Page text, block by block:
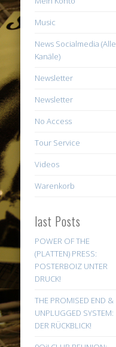
Music
News Socialmedia (Alle
Kanäle)
Newsletter
Newsletter
No Access
Tour Service
Videos
Warenkorb
last Posts
POWER OF THE
(PLATTEN) PRESS:
POSTERBOIZ UNTER
DRUCK!
THE PROMISED END &
UNPLUGGED SYSTEM:
DER RÜCKBLICK!